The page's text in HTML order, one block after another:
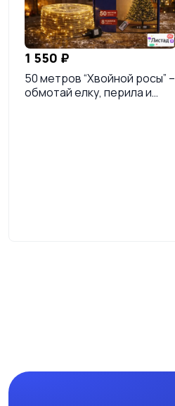
1 550 ₽
50 метров “Хвойной росы” –
обмотай елку, перила и